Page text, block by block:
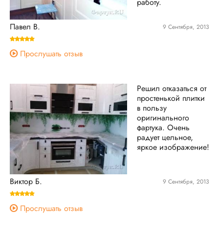
Павел В. 9 Сентября, 2013
Прослушать отзыв
Виктор Б. 9 Сентября, 2013
Прослушать отзыв
Решил отказаться от
простенькой плитки
в пользу
оригинального
фартука. Очень
радует цельное,
яркое изображение!